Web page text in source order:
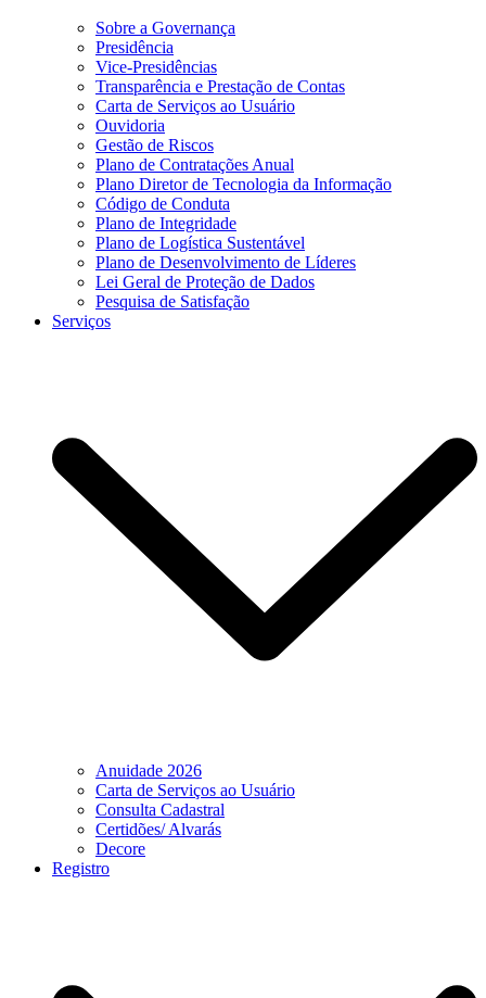
Sobre a Governança
Presidência
Vice-Presidências
Transparência e Prestação de Contas
Carta de Serviços ao Usuário
Ouvidoria
Gestão de Riscos
Plano de Contratações Anual
Plano Diretor de Tecnologia da Informação
Código de Conduta
Plano de Integridade
Plano de Logística Sustentável
Plano de Desenvolvimento de Líderes
Lei Geral de Proteção de Dados
Pesquisa de Satisfação
Serviços
Anuidade 2026
Carta de Serviços ao Usuário
Consulta Cadastral
Certidões/ Alvarás
Decore
Registro